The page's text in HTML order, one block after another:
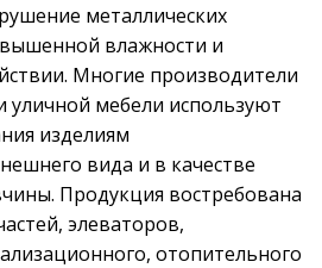
металлических
влажности и
Многие производители
уличной мебели используют
изделиям
вида и в качестве
Продукция востребована
элеваторов,
отопительного